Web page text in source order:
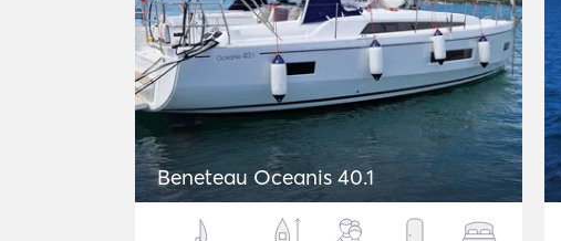
Beneteau Oceanis 40.1